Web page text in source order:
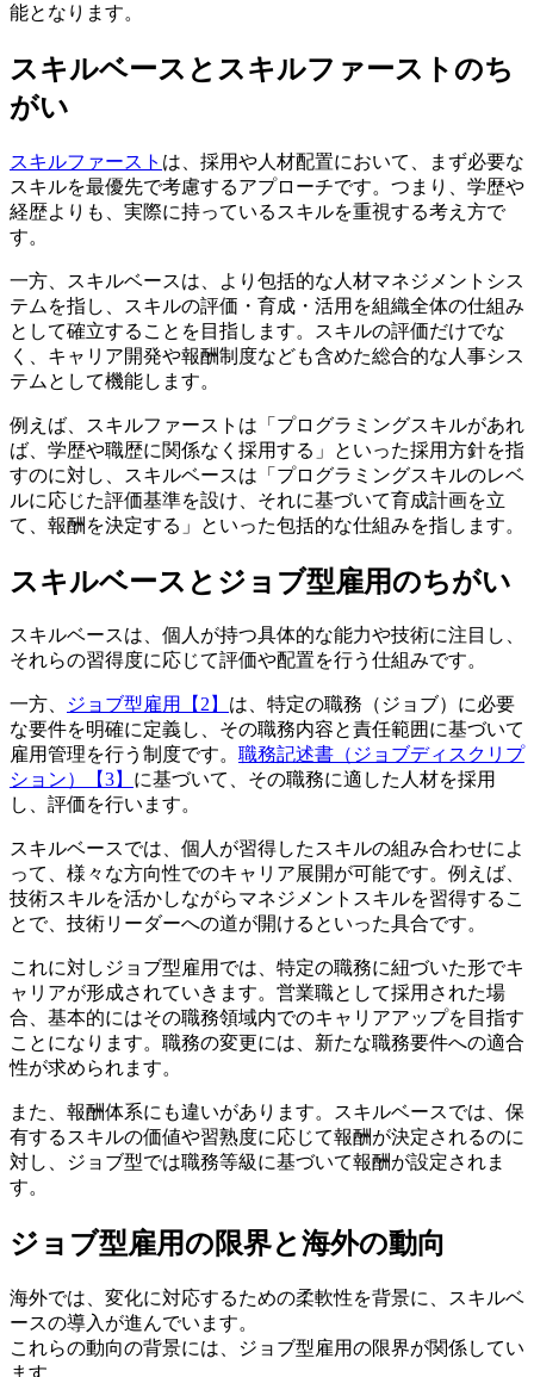
能となります。
スキルベースとスキルファーストのち
がい
スキルファースト は、採用や人材配置において、まず必要な
スキルを最優先で考慮するアプローチです。つまり、学歴や
経歴よりも、実際に持っているスキルを重視する考え方で
す。
一方、スキルベースは、より包括的な人材マネジメントシス
テムを指し、スキルの評価・育成・活用を組織全体の仕組み
として確立することを目指します。スキルの評価だけでな
く、キャリア開発や報酬制度なども含めた総合的な人事シス
テムとして機能します。
例えば、スキルファーストは「プログラミングスキルがあれ
ば、学歴や職歴に関係なく採用する」といった採用方針を指
すのに対し、スキルベースは「プログラミングスキルのレベ
ルに応じた評価基準を設け、それに基づいて育成計画を立
て、報酬を決定する」といった包括的な仕組みを指します。
スキルベースとジョブ型雇用のちがい
スキルベースは、個人が持つ具体的な能力や技術に注目し、
それらの習得度に応じて評価や配置を行う仕組みです。
一方、 ジョブ型雇用【2】 は、特定の職務（ジョブ）に必要
な要件を明確に定義し、その職務内容と責任範囲に基づいて
雇用管理を行う制度です。 職務記述書（ジョブディスクリプ
ション）【3】 に基づいて、その職務に適した人材を採用
し、評価を行います。
スキルベースでは、個人が習得したスキルの組み合わせによ
って、様々な方向性でのキャリア展開が可能です。例えば、
技術スキルを活かしながらマネジメントスキルを習得するこ
とで、技術リーダーへの道が開けるといった具合です。
これに対しジョブ型雇用では、特定の職務に紐づいた形でキ
ャリアが形成されていきます。営業職として採用された場
合、基本的にはその職務領域内でのキャリアアップを目指す
ことになります。職務の変更には、新たな職務要件への適合
性が求められます。
また、報酬体系にも違いがあります。スキルベースでは、保
有するスキルの価値や習熟度に応じて報酬が決定されるのに
対し、ジョブ型では職務等級に基づいて報酬が設定されま
す。
ジョブ型雇用の限界と海外の動向
海外では、変化に対応するための柔軟性を背景に、スキルベ
ースの導入が進んでいます。
これらの動向の背景には、ジョブ型雇用の限界が関係してい